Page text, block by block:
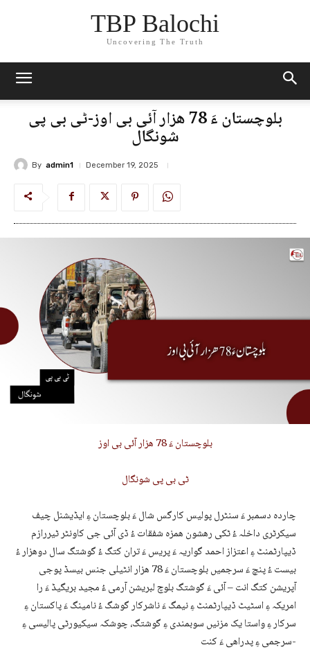
TBP Balochi
Uncovering The Truth
بلوچستان ءَ 78 ھزار آئی بی اوز-ٹی بی پی
شونگال
By admin1 December 19, 2025
بلوچستان ءَ 78 ھزار آئی بی اوز
ٹی بی پی شونگال
چاردہ دسمبر ءَ سنٹرل پولیس کارگس شال ءَ بلوچستان ءِ ایڈیشنل چیف
سیکرٹری داخلہ ءُ ٹکی رھشون ھمزہ شفقات ءُ ڈی آئی جی کاونٹر ٹیررازم
ڈیپارٹمنٹ ءِ اعتزاز احمد گواریہ ءَ پریس ءَ تران کتگ ءُ گوشتگ سال دوھزار ءُ
بیست ءُ پنچ ءَ سرجمیں بلوچستان ءَ 78 ھزار انٹیلی جنس بیسڈ پوجی
آپریشن کتگ انت – آئی ءَ گوشتگ بلوچ لبریشن آرمی ءُ مجید بریگیڈ ءَ را
امریکہ ءِ اسٹیٹ ڈیپارٹمنٹ ءِ نیمگ ءَ ناشرکار گوشگ ءُ نامینگ ءَ پاکستان ءِ
سرکار ءِ واستا یک مزنیں سوبمندی ءِ گوشتگ، چوشکہ سیکیورٹی پالیسی ءِ
سرجمی ءِ پدراھی ءَ کنت-